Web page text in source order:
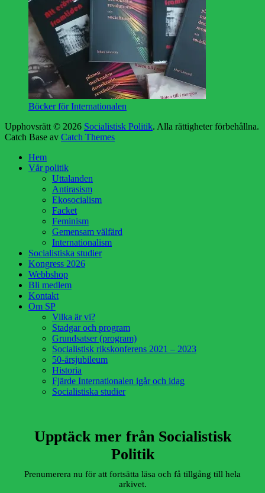
Böcker för Internationalen
Upphovsrätt © 2026 Socialistisk Politik. Alla rättigheter förbehållna.
Catch Base av Catch Themes
Hem
Vår politik
Uttalanden
Antirasism
Ekosocialism
Facket
Feminism
Gemensam välfärd
Internationalism
Socialistiska studier
Kongress 2026
Webbshop
Bli medlem
Kontakt
Om SP
Vilka är vi?
Stadgar och program
Grundsatser (program)
Socialistisk rikskonferens 2021 – 2023
50-årsjubileum
Historia
Fjärde Internationalen igår och idag
Socialistiska studier
Upptäck mer från Socialistisk
Politik
Prenumerera nu för att fortsätta läsa och få tillgång till hela
arkivet.